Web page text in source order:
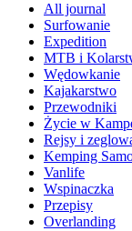
All journal
Surfowanie
Expedition
MTB i
Wędowkanie
Kajakarstwo
Przewodniki
Życie w
Rejsy i
Kemping
Vanlife
Wspinaczka
Przepisy
Overlanding